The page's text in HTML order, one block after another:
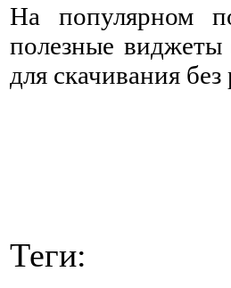
На популярном
полезные
для скачивания
Теги: